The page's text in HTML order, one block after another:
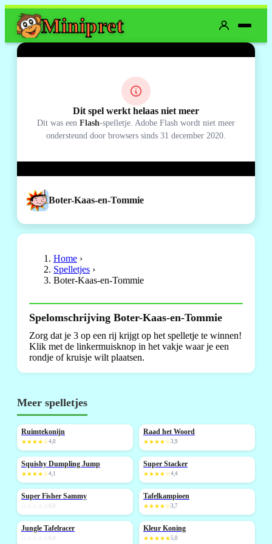
Minipret
Dit spel werkt helaas niet meer
Dit was een Flash-spelletje. Adobe Flash wordt niet meer
ondersteund door browsers sinds 31 december 2020.
Boter-Kaas-en-Tommie
Home ›
Spelletjes ›
Boter-Kaas-en-Tommie
Spelomschrijving Boter-Kaas-en-Tommie
Zorg dat je 3 op een rij krijgt op het spelletje te winnen!
Klik met de linkermuisknop in het vakje waar je een
rondje of kruisje wilt plaatsen.
Meer spelletjes
NIEUW
Ruimtekonijn
★★★★☆4,0
Raad het Woord
★★★★☆3,9
NIEUW
Squishy Dumpling Jump
★★★★☆4,1
NIEUW
Super Stacker
★★★★☆4,4
NIEUW
Super Fisher Sammy
0,0
NIEUW
Tafelkampioen
★★★★☆3,7
NIEUW
Jungle Tafelracer
0,0
NIEUW
Kleur Koning
★★★★★5,0